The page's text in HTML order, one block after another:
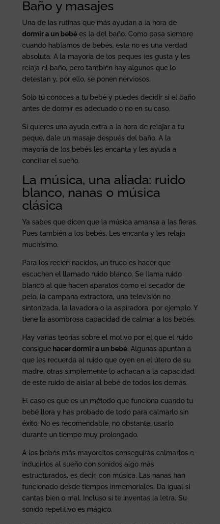
Baño y masajes
Una de las rutinas que más ayudan a la hora de
dormir a un bebées la del baño. Como pasa siempre
cuando hablamos de bebés, esta no es una verdad
absoluta. A la mayoría de los peques les gusta y les
relaja el baño, pero también hay algunos que lo
detestan y, por ello, se ponen nerviosos.
Solo tú conoces a tu bebé y puedes decidir si el baño
antes de dormir es adecuado o no en su caso.
Si quieres una ayuda extra a la hora de relajar a tu
peque, dale un masaje después del baño. A la
mayoría de los bebés les encanta y les ayuda a
conciliar el sueño.
La música, una aliada: ruido
blanco, nanas o música
clásica
Ya sabes que dicen que la música amansa a las fieras.
Pues también a los bebés. Les encanta y les relaja
muchísimo.
Para los recién nacidos, un truco es hacer que
escuchen el llamado ruido blanco. Se llama ruido
blanco al que hacen aparatos como el secador de
pelo, la campana extractora, una televisión no
sintonizada, la lavadora o la aspiradora, por ejemplo. Y
tiene la asombrosa capacidad de calmar a los bebés.
Hay varias teorías sobre el motivo por el que el ruido
consiguehacer dormir a un bebé. Algunas apuntan a
que les recuerda al ruido que oyen en el útero de su
madre, otras simplemente lo achacan a la capacidad
de este ruido de aislar al bebé de todos los demás.
El caso es que es un método que funciona cuando tu
bebé llora y has probado de todo para calmarlo sin
éxito. No es recomendable, no obstante, usarlo
durante un tiempo muy prolongado.
A los bebés más mayorcitos conseguirás calmarlos e
inducirlos al sueño con sonidos algo más
estructurados, es decir, con música. Las nanas han
funcionado desde tiempos inmemoriales. Da igual si
cantas bien o mal. Incluso si te inventas la letra. Su
sonido repetitivo es mágico.